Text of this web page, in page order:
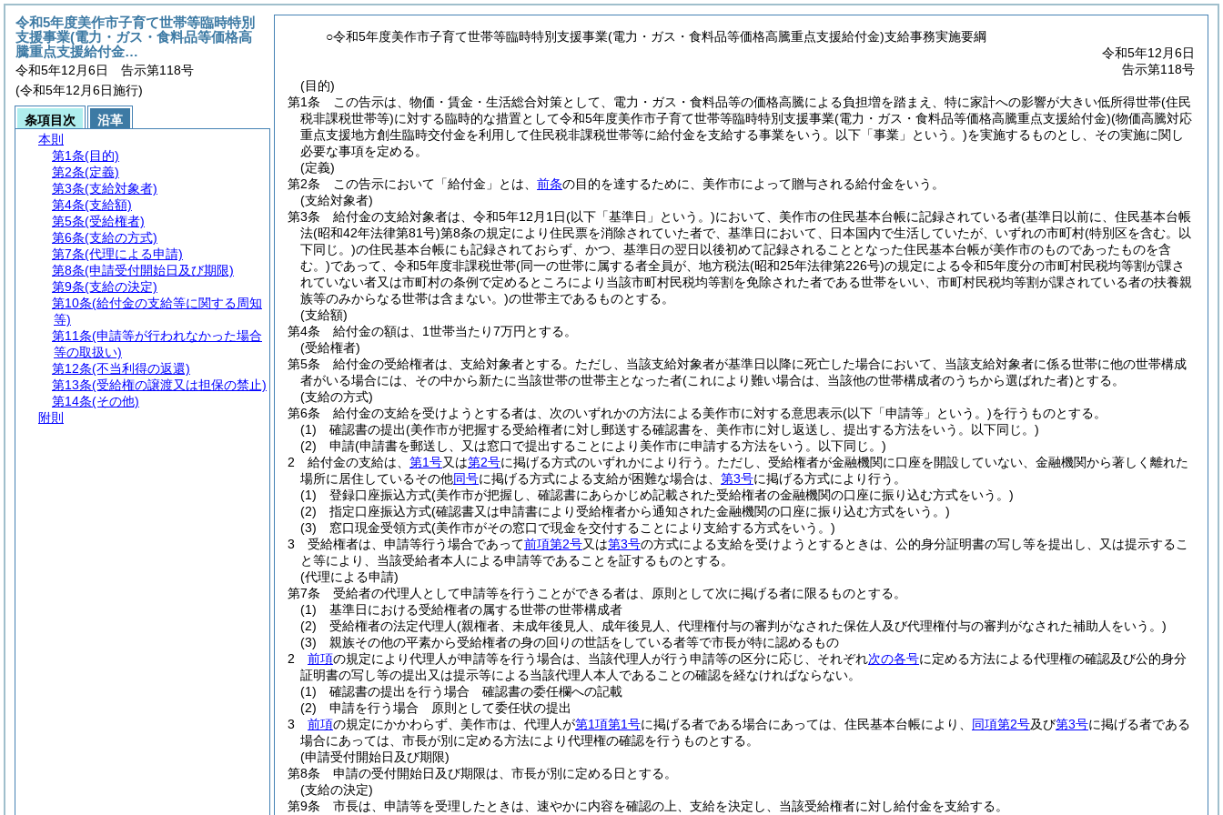
○令和5年度美作市子育て世帯等臨時特別支援事業(電力・ガス・食料品等価格高騰重点支援給付金)支給事務実施要綱
令和5年12月6日
告示第118号
(目的)
第1条
この告示は、物価・賃金・生活総合対策として、電力・ガス・食料品等の価格高騰による負担増を踏まえ、特に家計への影響が大きい低所得世帯(住民
税非課税世帯等)に対する臨時的な措置として令和5年度美作市子育て世帯等臨時特別支援事業(電力・ガス・食料品等価格高騰重点支援給付金)(物価高騰対応
重点支援地方創生臨時交付金を利用して住民税非課税世帯等に給付金を支給する事業をいう。以下「事業」という。)を実施するものとし、その実施に関し
必要な事項を定める。
(定義)
第2条
この告示において「給付金」とは、 前条の目的を達するために、美作市によって贈与される給付金をいう。
(支給対象者)
第3条
給付金の支給対象者は、令和5年12月1日(以下「基準日」という。)において、美作市の住民基本台帳に記録されている者(基準日以前に、住民基本台帳
法(昭和42年法律第81号)第8条の規定により住民票を消除されていた者で、基準日において、日本国内で生活していたが、いずれの市町村(特別区を含む。以
下同じ。)の住民基本台帳にも記録されておらず、かつ、基準日の翌日以後初めて記録されることとなった住民基本台帳が美作市のものであったものを含
む。)であって、令和5年度非課税世帯(同一の世帯に属する者全員が、地方税法(昭和25年法律第226号)の規定による令和5年度分の市町村民税均等割が課さ
れていない者又は市町村の条例で定めるところにより当該市町村民税均等割を免除された者である世帯をいい、市町村民税均等割が課されている者の扶養親
族等のみからなる世帯は含まない。)の世帯主であるものとする。
(支給額)
第4条
給付金の額は、1世帯当たり7万円とする。
(受給権者)
第5条
給付金の受給権者は、支給対象者とする。 ただし、当該支給対象者が基準日以降に死亡した場合において、当該支給対象者に係る世帯に他の世帯構成
者がいる場合には、その中から新たに当該世帯の世帯主となった者(これにより難い場合は、当該他の世帯構成者のうちから選ばれた者)とする。
(支給の方式)
第6条
給付金の支給を受けようとする者は、次のいずれかの方法による美作市に対する意思表示(以下「申請等」という。)を行うものとする。
(1)
確認書の提出(美作市が把握する受給権者に対し郵送する確認書を、美作市に対し返送し、提出する方法をいう。以下同じ。)
(2)
申請(申請書を郵送し、又は窓口で提出することにより美作市に申請する方法をいう。以下同じ。)
2
給付金の支給は、 第1号又は第2号に掲げる方式のいずれかにより行う。 ただし、受給権者が金融機関に口座を開設していない、金融機関から著しく離れた
場所に居住しているその他同号に掲げる方式による支給が困難な場合は、 第3号に掲げる方式により行う。
(1)
登録口座振込方式(美作市が把握し、確認書にあらかじめ記載された受給権者の金融機関の口座に振り込む方式をいう。)
(2)
指定口座振込方式(確認書又は申請書により受給権者から通知された金融機関の口座に振り込む方式をいう。)
(3)
窓口現金受領方式(美作市がその窓口で現金を交付することにより支給する方式をいう。)
3
受給権者は、申請等行う場合であって前項第2号又は第3号の方式による支給を受けようとするときは、公的身分証明書の写し等を提出し、又は提示するこ
と等により、当該受給者本人による申請等であることを証するものとする。
(代理による申請)
第7条
受給者の代理人として申請等を行うことができる者は、原則として次に掲げる者に限るものとする。
(1)
基準日における受給権者の属する世帯の世帯構成者
(2)
受給権者の法定代理人(親権者、未成年後見人、成年後見人、代理権付与の審判がなされた保佐人及び代理権付与の審判がなされた補助人をいう。)
(3)
親族その他の平素から受給権者の身の回りの世話をしている者等で市長が特に認めるもの
2
前項の規定により代理人が申請等を行う場合は、当該代理人が行う申請等の区分に応じ、それぞれ次の各号に定める方法による代理権の確認及び公的身分
証明書の写し等の提出又は提示等による当該代理人本人であることの確認を経なければならない。
(1)
確認書の提出を行う場合 確認書の委任欄への記載
(2)
申請を行う場合 原則として委任状の提出
3
前項の規定にかかわらず、美作市は、代理人が第1項第1号に掲げる者である場合にあっては、住民基本台帳により、 同項第2号及び第3号に掲げる者である
場合にあっては、市長が別に定める方法により代理権の確認を行うものとする。
(申請受付開始日及び期限)
第8条
申請の受付開始日及び期限は、市長が別に定める日とする。
(支給の決定)
第9条
市長は、申請等を受理したときは、速やかに内容を確認の上、支給を決定し、当該受給権者に対し給付金を支給する。
令和5年度美作市子育て世帯等臨時特別
支援事業(電力・ガス・食料品等価格高
騰重点支援給付金…
令和5年12月6日 告示第118号
(令和5年12月6日施行)
条項目次
沿革
本則
第1条(目的)
第2条(定義)
第3条(支給対象者)
第4条(支給額)
第5条(受給権者)
第6条(支給の方式)
第7条(代理による申請)
第8条(申請受付開始日及び期限)
第9条(支給の決定)
第10条(給付金の支給等に関する周知
等)
第11条(申請等が行われなかった場合
等の取扱い)
第12条(不当利得の返還)
第13条(受給権の譲渡又は担保の禁止)
第14条(その他)
附則